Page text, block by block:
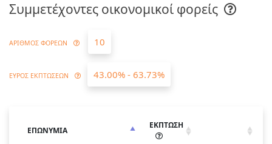
Συμμετέχοντες οικονομικοί φορείς
ΑΡΙΘΜΟΣ ΦΟΡΕΩΝ 10
ΕΥΡΟΣ ΕΚΠΤΩΣΕΩΝ 43.00% - 63.73%
ΕΠΩΝΥΜΙΑ
ΕΚΠΤΩΣΗ